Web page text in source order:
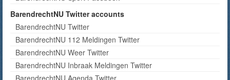
BarendrechtNU Twitter accounts
BarendrechtNU Twitter
BarendrechtNU 112 Meldingen Twitter
BarendrechtNU Weer Twitter
BarendrechtNU Inbraak Meldingen Twitter
BarendrechtNU Agenda Twitter